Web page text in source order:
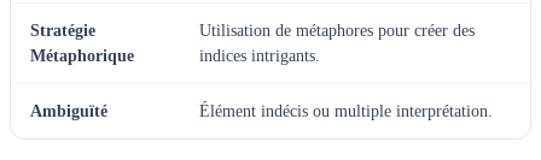
Stratégie
Métaphorique
Utilisation de métaphores pour créer des
indices intrigants.
Ambiguïté Élément indécis ou multiple interprétation.